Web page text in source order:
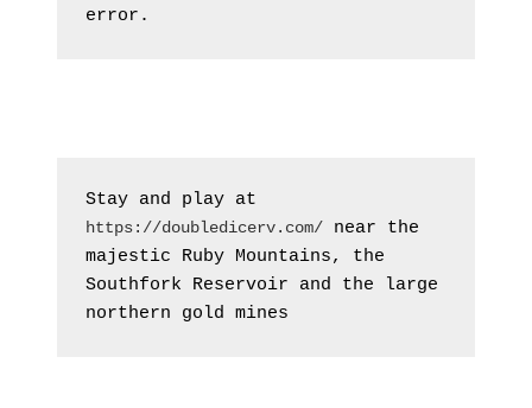
error.
https://doubledicerv.com/ near the
majestic Ruby Mountains, the
Southfork Reservoir and the large
northern gold mines